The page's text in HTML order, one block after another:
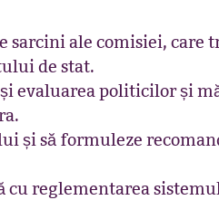
sarcini ale comisiei, care
de stat.
și evaluarea politicilor și
și să formuleze
cu reglementarea